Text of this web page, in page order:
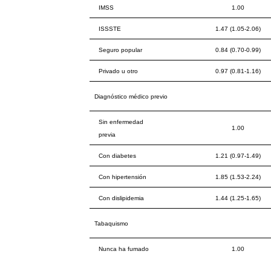
IMSS 1.00
ISSSTE 1.47 (1.05-2.06)
Seguro popular 0.84 (0.70-0.99)
Privado u otro 0.97 (0.81-1.16)
Diagnóstico médico previo
Sin enfermedad
previa
1.00
Con diabetes 1.21 (0.97-1.49)
Con hipertensión 1.85 (1.53-2.24)
Con dislipidemia 1.44 (1.25-1.65)
Tabaquismo
Nunca ha fumado 1.00